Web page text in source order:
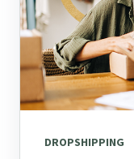
DROPSHIPPING